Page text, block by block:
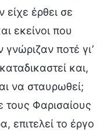
έρθει σε
εκείνοι που
ποτέ γι’
και,
να σταυρωθεί;
Φαρισαίους
επιτελεί το έργο